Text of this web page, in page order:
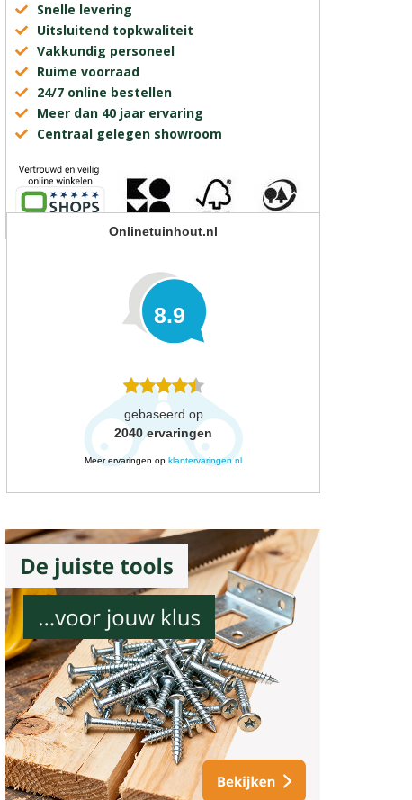
Snelle levering
Uitsluitend topkwaliteit
Vakkundig personeel
Ruime voorraad
24/7 online bestellen
Meer dan 40 jaar ervaring
Centraal gelegen showroom
Onlinetuinhout.nl
8.9
gebaseerd op
2040 ervaringen
Meer ervaringen op klantervaringen.nl